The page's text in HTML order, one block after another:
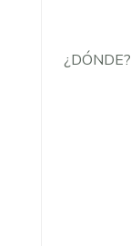
¿DÓNDE?